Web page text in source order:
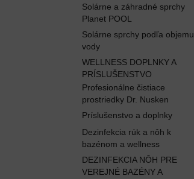
Solárne a záhradné sprchy
Planet POOL
Solárne sprchy podľa objemu
vody
WELLNESS DOPLNKY A
PRÍSLUŠENSTVO
Profesionálne čistiace
prostriedky Dr. Nusken
Príslušenstvo a doplnky
Dezinfekcia rúk a nôh k
bazénom a wellness
DEZINFEKCIA NÔH PRE
VEREJNÉ BAZÉNY A